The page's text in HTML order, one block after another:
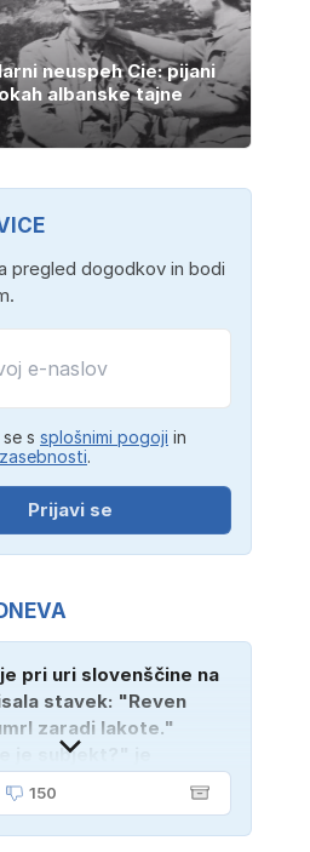
neuspeh Cie: pijani
albanske tajne
pregled dogodkov in bodi
s splošnimi pogoji in
.
Prijavi se
pri uri slovenščine na
stavek: "Reven
zaradi lakote."
je subjekt?" je
na
150